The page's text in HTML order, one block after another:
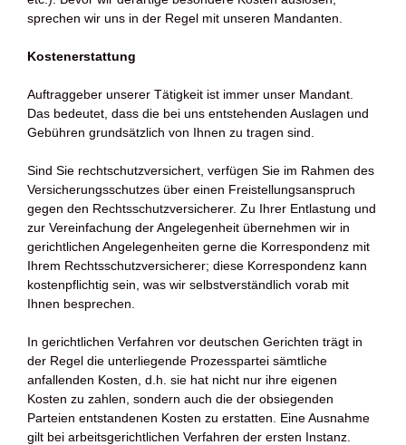
sprechen wir uns in der Regel mit unseren Mandanten.
Kostenerstattung
Auftraggeber unserer Tätigkeit ist immer unser Mandant.
Das bedeutet, dass die bei uns entstehenden Auslagen und
Gebühren grundsätzlich von Ihnen zu tragen sind.
Sind Sie rechtschutzversichert, verfügen Sie im Rahmen des
Versicherungsschutzes über einen Freistellungsanspruch
gegen den Rechtsschutzversicherer. Zu Ihrer Entlastung und
zur Vereinfachung der Angelegenheit übernehmen wir in
gerichtlichen Angelegenheiten gerne die Korrespondenz mit
Ihrem Rechtsschutzversicherer; diese Korrespondenz kann
kostenpflichtig sein, was wir selbstverständlich vorab mit
Ihnen besprechen.
In gerichtlichen Verfahren vor deutschen Gerichten trägt in
der Regel die unterliegende Prozesspartei sämtliche
anfallenden Kosten, d.h. sie hat nicht nur ihre eigenen
Kosten zu zahlen, sondern auch die der obsiegenden
Parteien entstandenen Kosten zu erstatten. Eine Ausnahme
gilt bei arbeitsgerichtlichen Verfahren der ersten Instanz.